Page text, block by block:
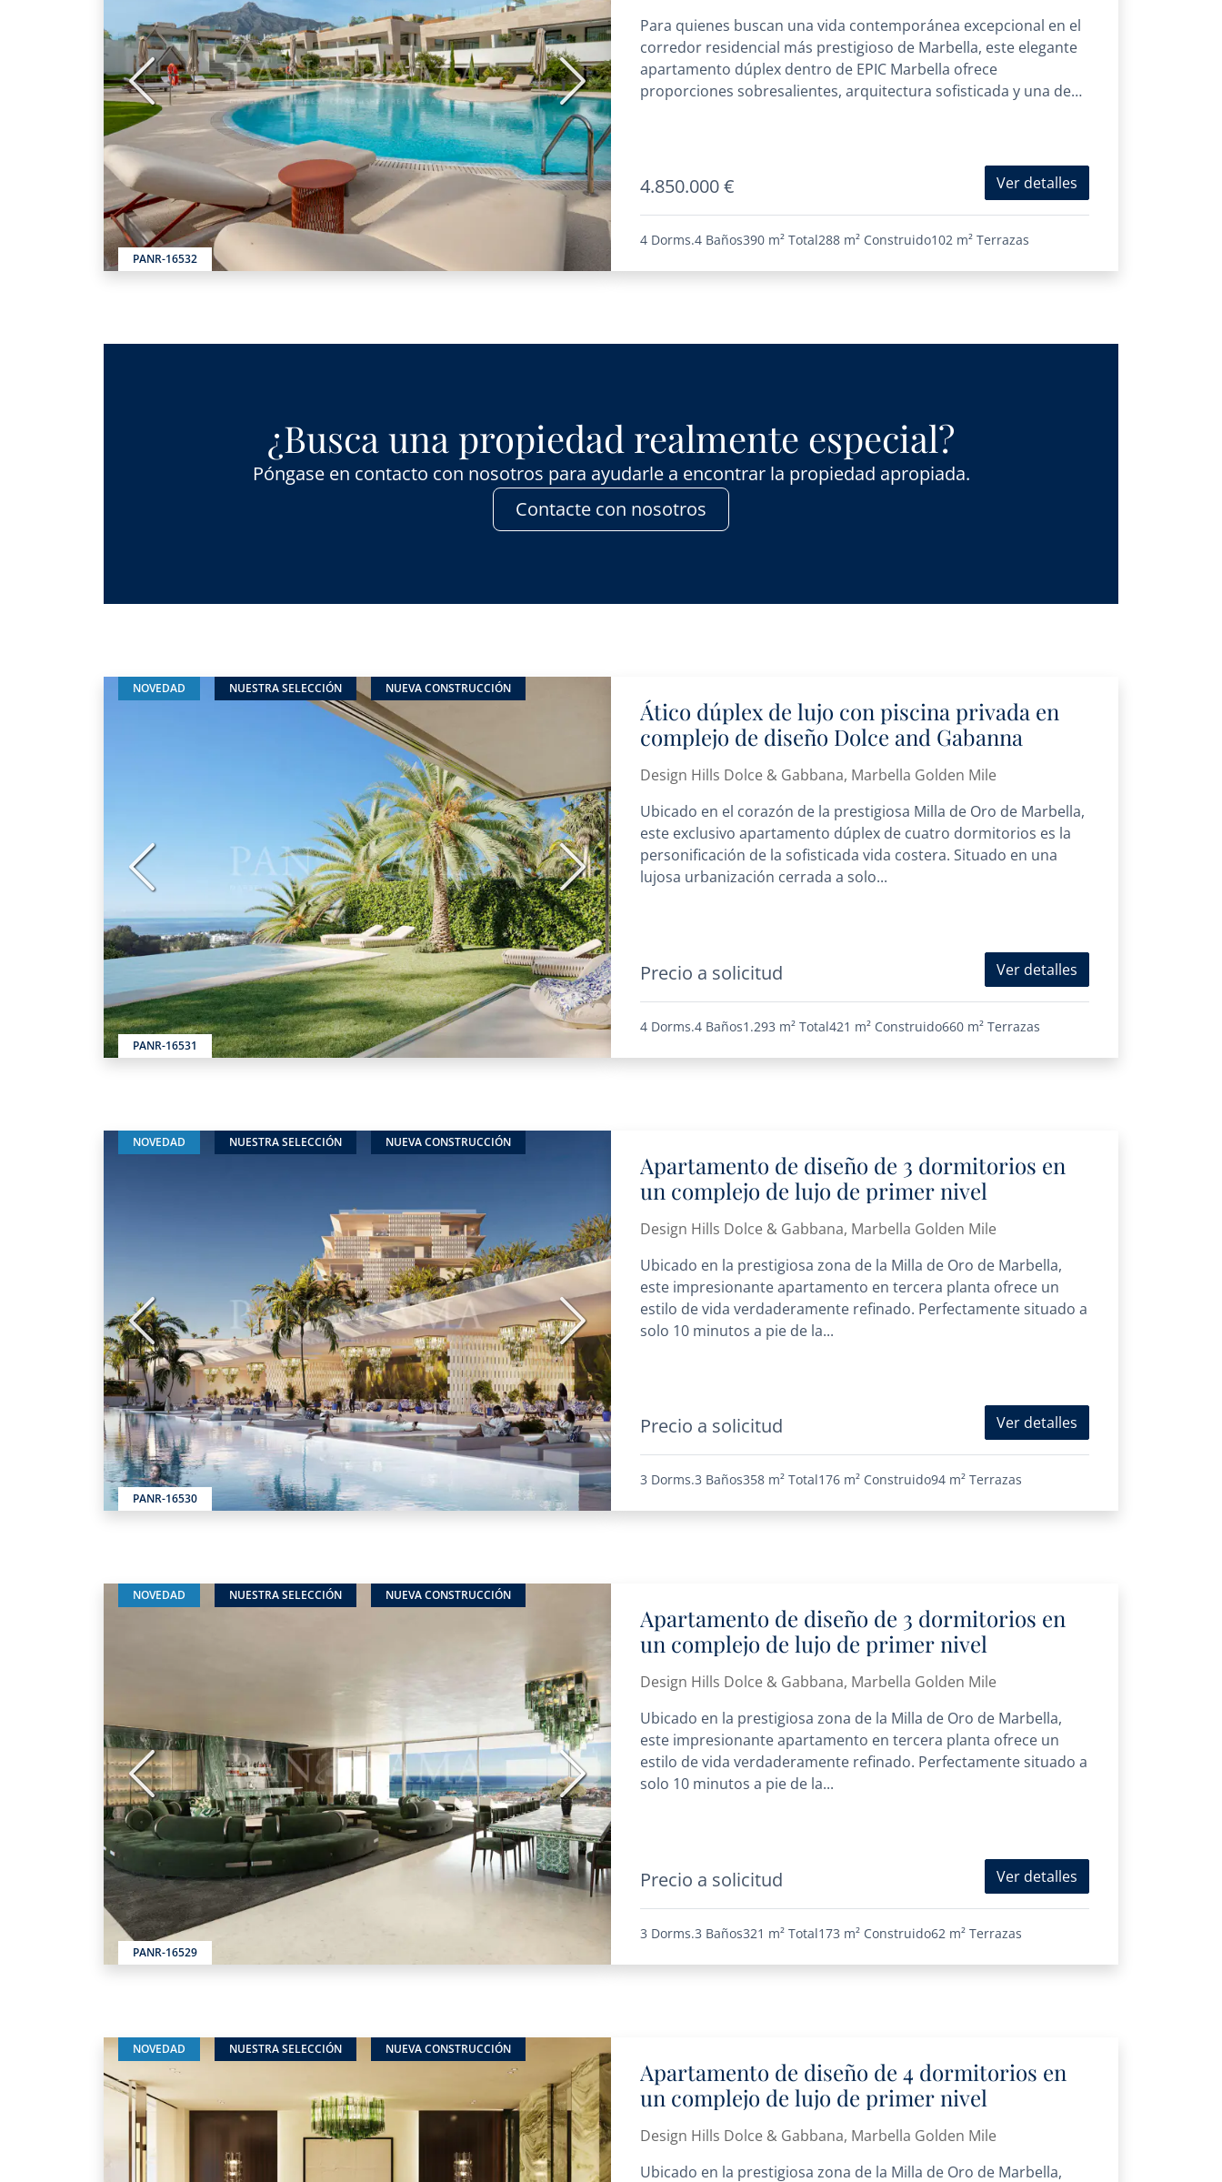
PANR-16532
Anterior Siguiente
Para quienes buscan una vida contemporánea excepcional en el
corredor residencial más prestigioso de Marbella, este elegante
apartamento dúplex dentro de EPIC Marbella ofrece
proporciones sobresalientes, arquitectura sofisticada y una de
4.850.000 € Ver detalles
4 Dorms.4 Baños390 m² Total288 m² Construido102 m² Terrazas
¿Busca una propiedad realmente especial?
Póngase en contacto con nosotros para ayudarle a encontrar la propiedad apropiada.
Contacte con nosotros
NOVEDAD NUESTRA SELECCIÓN NUEVA CONSTRUCCIÓN
PANR-16531
Anterior Siguiente
Ático dúplex de lujo con piscina privada en
complejo de diseño Dolce and Gabanna
Design Hills Dolce & Gabbana, Marbella Golden Mile
Ubicado en el corazón de la prestigiosa Milla de Oro de Marbella,
este exclusivo apartamento dúplex de cuatro dormitorios es la
personificación de la sofisticada vida costera. Situado en una
lujosa urbanización cerrada a solo...
Precio a solicitud Ver detalles
4 Dorms.4 Baños1.293 m² Total421 m² Construido660 m² Terrazas
NOVEDAD NUESTRA SELECCIÓN NUEVA CONSTRUCCIÓN
PANR-16530
Anterior Siguiente
Apartamento de diseño de 3 dormitorios en
un complejo de lujo de primer nivel
Design Hills Dolce & Gabbana, Marbella Golden Mile
Ubicado en la prestigiosa zona de la Milla de Oro de Marbella,
este impresionante apartamento en tercera planta ofrece un
estilo de vida verdaderamente refinado. Perfectamente situado a
solo 10 minutos a pie de la...
Precio a solicitud Ver detalles
3 Dorms.3 Baños358 m² Total176 m² Construido94 m² Terrazas
NOVEDAD NUESTRA SELECCIÓN NUEVA CONSTRUCCIÓN
PANR-16529
Anterior Siguiente
Apartamento de diseño de 3 dormitorios en
un complejo de lujo de primer nivel
Design Hills Dolce & Gabbana, Marbella Golden Mile
Ubicado en la prestigiosa zona de la Milla de Oro de Marbella,
este impresionante apartamento en tercera planta ofrece un
estilo de vida verdaderamente refinado. Perfectamente situado a
solo 10 minutos a pie de la...
Precio a solicitud Ver detalles
3 Dorms.3 Baños321 m² Total173 m² Construido62 m² Terrazas
NOVEDAD NUESTRA SELECCIÓN NUEVA CONSTRUCCIÓN
Apartamento de diseño de 4 dormitorios en
un complejo de lujo de primer nivel
Design Hills Dolce & Gabbana, Marbella Golden Mile
Ubicado en la prestigiosa zona de la Milla de Oro de Marbella,